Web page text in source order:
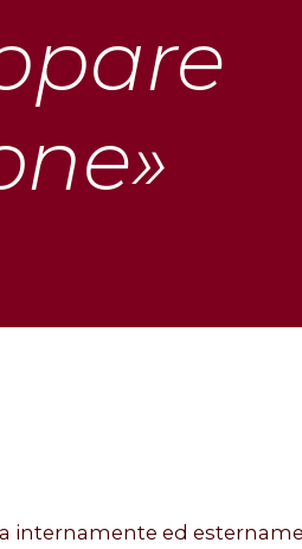
internamente ed